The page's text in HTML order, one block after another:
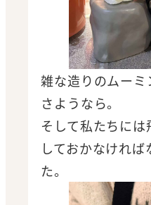
雑な造りのムーミ
さようなら。
そして私たちに
しておかなけれ
た。